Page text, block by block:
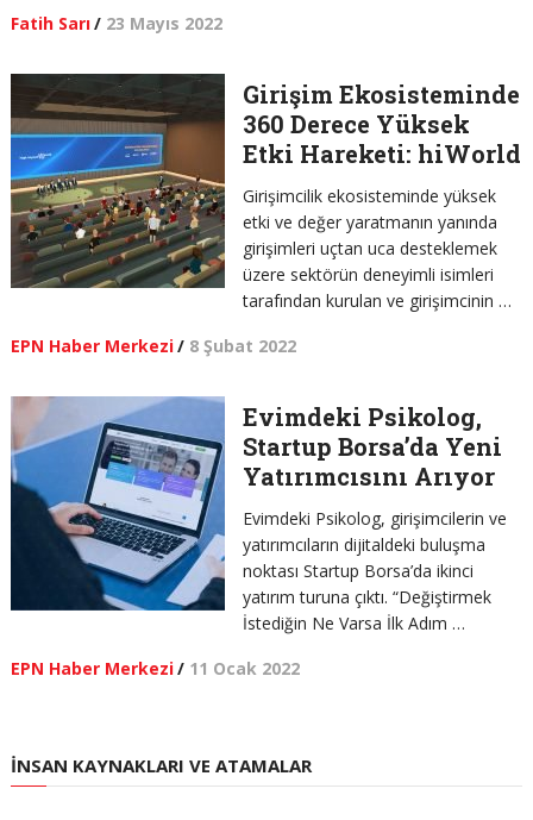
Fatih Sarı/ 23 Mayıs 2022
Girişim Ekosisteminde
360 Derece Yüksek
Etki Hareketi: hiWorld
Girişimcilik ekosisteminde yüksek
etki ve değer yaratmanın yanında
girişimleri uçtan uca desteklemek
üzere sektörün deneyimli isimleri
tarafından kurulan ve girişimcinin …
EPN Haber Merkezi/ 8 Şubat 2022
Evimdeki Psikolog,
Startup Borsa’da Yeni
Yatırımcısını Arıyor
Evimdeki Psikolog, girişimcilerin ve
yatırımcıların dijitaldeki buluşma
noktası Startup Borsa’da ikinci
yatırım turuna çıktı. “Değiştirmek
İstediğin Ne Varsa İlk Adım …
EPN Haber Merkezi/ 11 Ocak 2022
İNSAN KAYNAKLARI VE ATAMALAR